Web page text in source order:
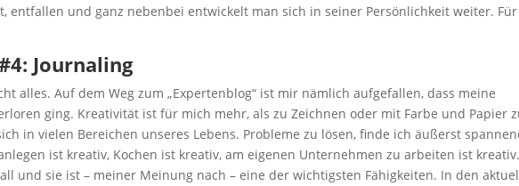
entfallen und ganz nebenbei entwickelt man sich in seiner Persönlichkeit weiter. Für
Journaling
alles. Auf dem Weg zum „Expertenblog“ ist mir nämlich aufgefallen, dass meine
ging. Kreativität ist für mich mehr, als zu Zeichnen oder mit Farbe und Papier
in vielen Bereichen unseres Lebens. Probleme zu lösen, finde ich äußerst
ist kreativ, Kochen ist kreativ, am eigenen Unternehmen zu arbeiten ist kreativ.
und sie ist – meiner Meinung nach – eine der wichtigsten Fähigkeiten. In den